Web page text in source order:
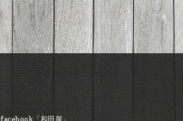
facebook「和田屋」